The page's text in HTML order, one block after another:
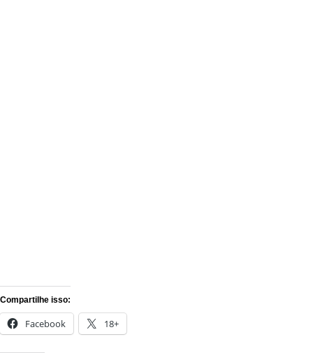
Compartilhe isso:
Facebook 18+